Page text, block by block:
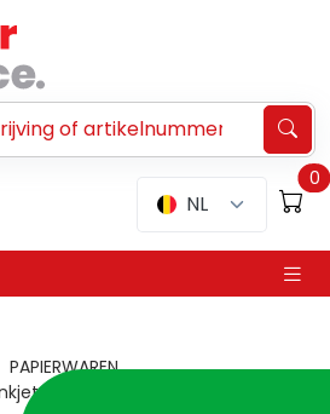
NL
0
PAPIERWAREN